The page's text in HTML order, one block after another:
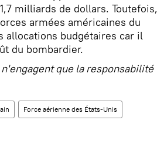
milliards de dollars. Toutefois,
armées américaines du
allocations budgétaires car il
du bombardier.
que la responsabilité
Force aérienne des États-Unis